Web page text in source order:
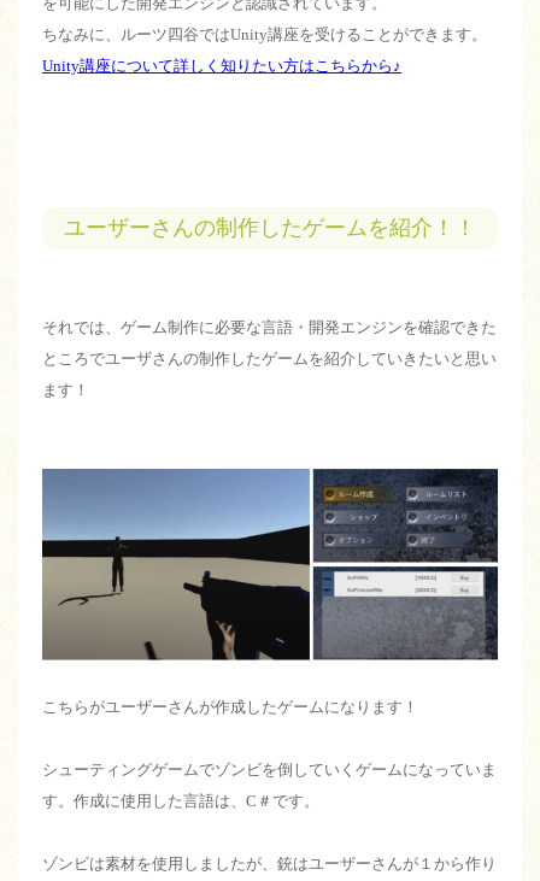
ちなみに、ルーツ四谷ではUnity講座を受けることができます。
Unity講座について詳しく知りたい方はこちらから♪
ユーザーさんの制作したゲームを紹介！！
それでは、ゲーム制作に必要な言語・開発エンジンを確認できた
ところでユーザさんの制作したゲームを紹介していきたいと思い
ます！
こちらがユーザーさんが作成したゲームになります！
シューティングゲームでゾンビを倒していくゲームになっていま
す。作成に使用した言語は、C＃です。
ゾンビは素材を使用しましたが、銃はユーザーさんが１から作り